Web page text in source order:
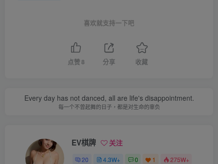
喜欢就支持一下吧
点赞8 分享 收藏
Every day has not danced, all are life's disappointment.
每一个不曾起舞的日子，都是对生命的辜负
EV棋牌 关注
20 4.3W+ 0 1 275W+